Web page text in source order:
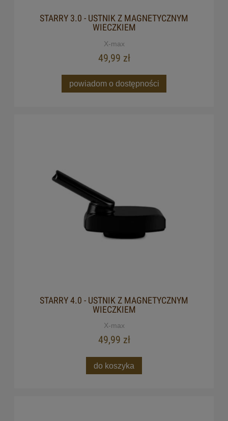
STARRY 3.0 - USTNIK Z MAGNETYCZNYM
WIECZKIEM
X-max
49,99 zł
powiadom o dostępności
STARRY 4.0 - USTNIK Z MAGNETYCZNYM
WIECZKIEM
X-max
49,99 zł
do koszyka